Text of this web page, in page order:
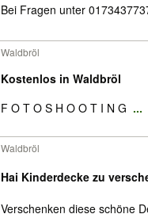
Bei Fragen unter
Waldbröl
Kostenlos in Waldbröl
F O T O S H O O T I N G ...
Waldbröl
Hai Kinderdecke zu
Verschenken diese schöne